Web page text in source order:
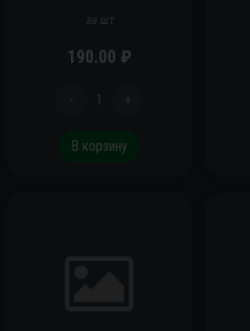
за шт
190.00 ₽
- 1 +
В корзину